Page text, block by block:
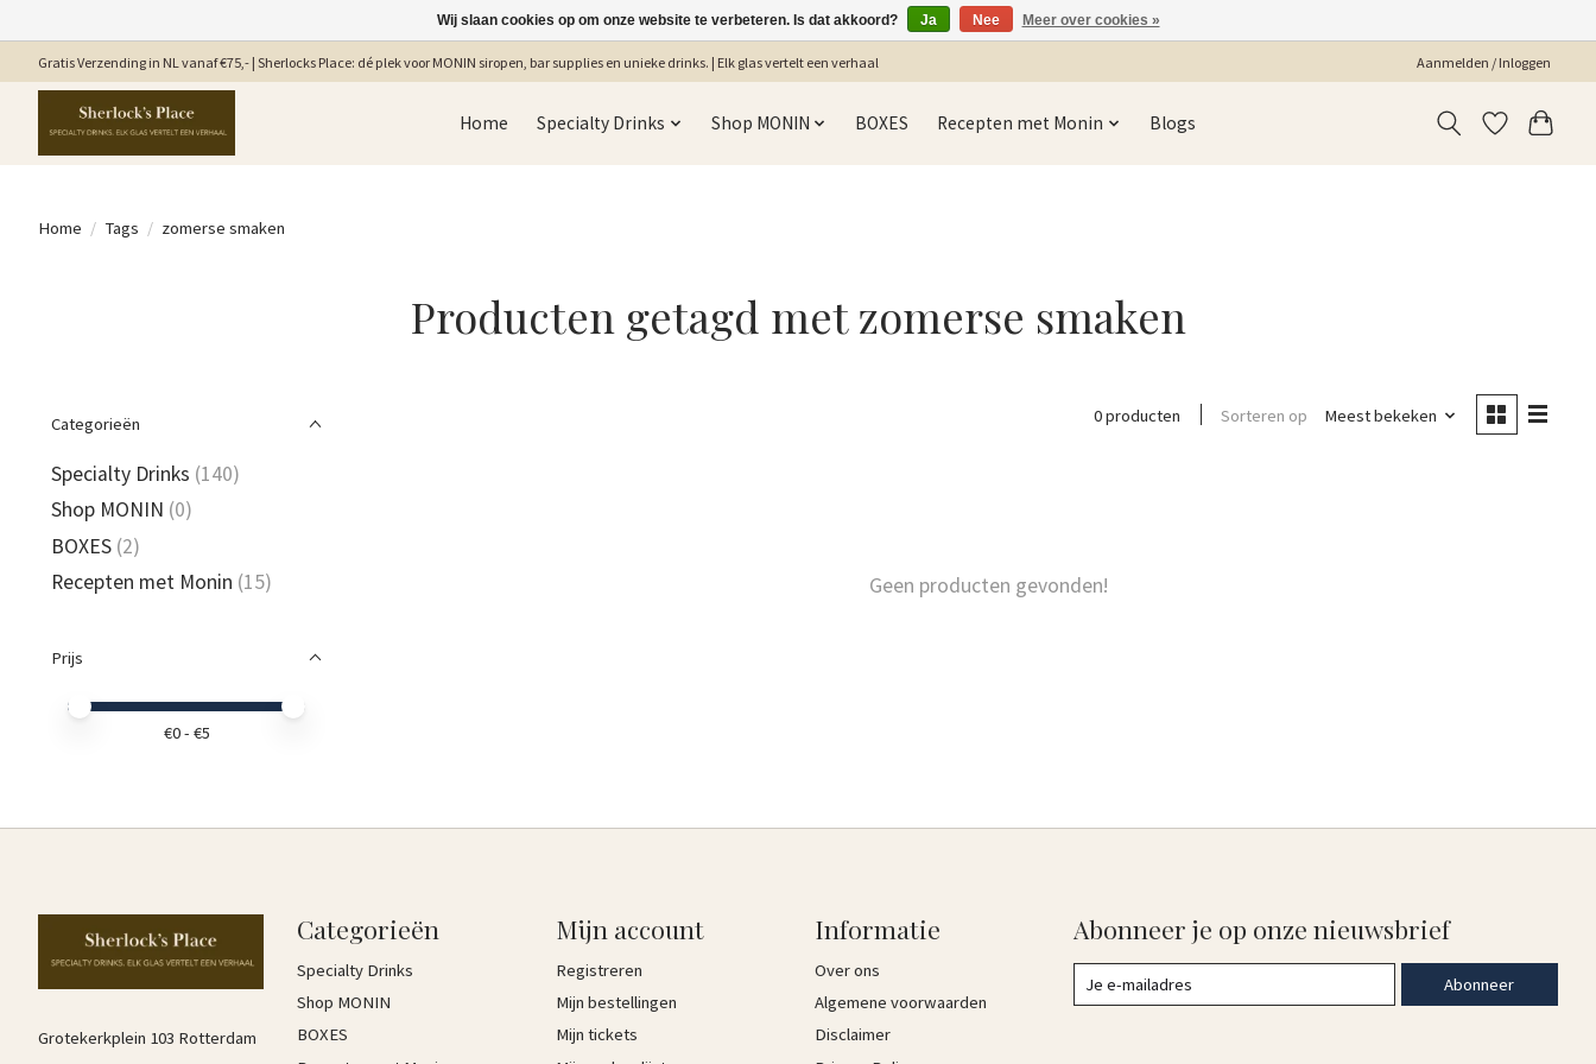
Gratis Verzending in NL vanaf €75,- | Sherlocks Place: dé plek voor MONIN siropen, bar supplies en unieke drinks. | Elk glas vertelt een verhaal Aanmelden / Inloggen
Home Specialty Drinks Shop MONIN BOXES Recepten met Monin Blogs
Home / Tags / zomerse smaken
Producten getagd met zomerse smaken
Categorieën
Specialty Drinks (140)
Shop MONIN (0)
BOXES (2)
Recepten met Monin (15)
Prijs
Minimale prijswaarde
Price maximum value
€0- €5
0 producten Sorteren op Meest bekeken
Geen producten gevonden!
Grotekerkplein 103 Rotterdam
Categorieën
Specialty Drinks
Shop MONIN
BOXES
Mijn account
Registreren
Mijn bestellingen
Mijn tickets
Informatie
Over ons
Algemene voorwaarden
Disclaimer
Abonneer je op onze nieuwsbrief
Abonneer
Wij slaan cookies op om onze website te verbeteren. Is dat akkoord? Ja Nee Meer over cookies »